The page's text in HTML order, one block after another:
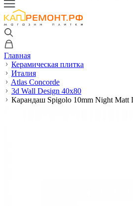
Главная
Керамическая плитка
Италия
Atlas Concorde
3d Wall Design 40x80
Карандаш Spigolo 10mm Night